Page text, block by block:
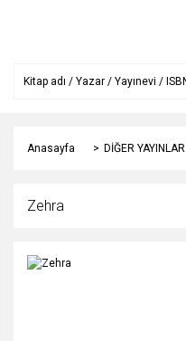
Anasayfa DİĞER YAYINLAR
Zehra